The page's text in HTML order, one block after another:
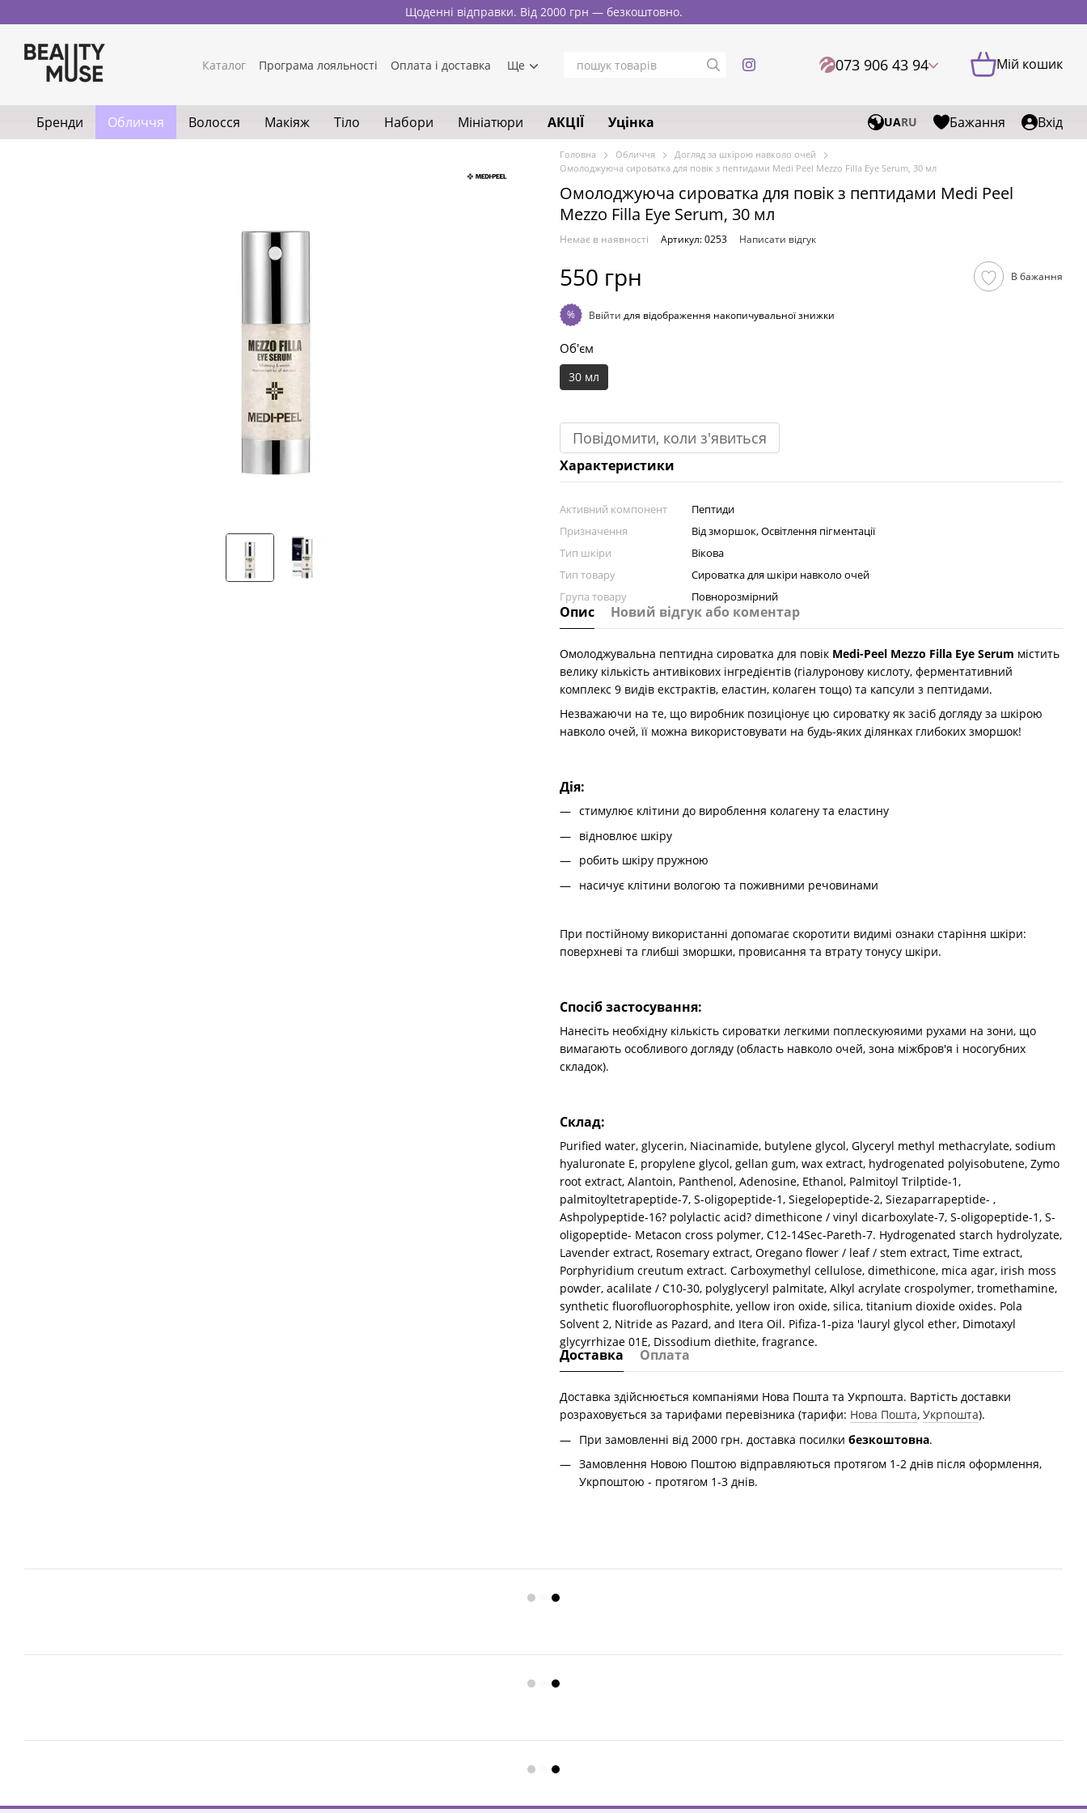
Щоденні відправки. Від 2000 грн — безкоштовно.
Каталог Програма лояльності Оплата і доставка Ще 073 906 43 94 Мій кошик
Бренди Обличчя Волосся Макіяж Тіло Набори Мініатюри АКЦІЇ Уцінка UARU Бажання Вхід
Головна Обличчя
Догляд за шкірою навколо очей
Омолоджуюча сироватка для повік з пептидами Medi Peel Mezzo Filla Eye Serum, 30 мл
Омолоджуюча сироватка для повік з пептидами Medi Peel
Mezzo Filla Eye Serum, 30 мл
Немає в наявності Артикул: 0253 Написати відгук
550 грн В бажання
% Ввійти для відображення накопичувальної знижки
Об'єм
30 мл
Повідомити, коли з'явиться
Характеристики
Активний компонент
Пептиди
Призначення
Від зморшок, Освітлення пігментації
Тип шкіри
Вікова
Тип товару
Сироватка для шкіри навколо очей
Група товару
Повнорозмірний
Опис Новий відгук або коментар
Омолоджувальна пептидна сироватка для повік Medi-Peel Mezzo Filla Eye Serum містить
велику кількість антивікових інгредієнтів (гіалуронову кислоту, ферментативний
комплекс 9 видів екстрактів, еластин, колаген тощо) та капсули з пептидами.
Незважаючи на те, що виробник позиціонує цю сироватку як засіб догляду за шкірою
навколо очей, її можна використовувати на будь-яких ділянках глибоких зморшок!
Дія:
стимулює клітини до вироблення колагену та еластину
відновлює шкіру
робить шкіру пружною
насичує клітини вологою та поживними речовинами
При постійному використанні допомагає скоротити видимі ознаки старіння шкіри:
поверхневі та глибші зморшки, провисання та втрату тонусу шкіри.
Спосіб застосування:
Нанесіть необхідну кількість сироватки легкими поплескуюяими рухами на зони, що
вимагають особливого догляду (область навколо очей, зона міжбров'я і носогубних
складок).
Склад:
Purified water, glycerin, Niacinamide, butylene glycol, Glyceryl methyl methacrylate, sodium
hyaluronate E, propylene glycol, gellan gum, wax extract, hydrogenated polyisobutene, Zymo
root extract, Alantoin, Panthenol, Adenosine, Ethanol, Palmitoyl Trilptide-1,
palmitoyltetrapeptide-7, S-oligopeptide-1, Siegelopeptide-2, Siezaparrapeptide- ,
Ashpolypeptide-16? polylactic acid? dimethicone / vinyl dicarboxylate-7, S-oligopeptide-1, S-
oligopeptide- Metacon cross polymer, C12-14Sec-Pareth-7. Hydrogenated starch hydrolyzate,
Lavender extract, Rosemary extract, Oregano flower / leaf / stem extract, Time extract,
Porphyridium creutum extract. Carboxymethyl cellulose, dimethicone, mica agar, irish moss
powder, acalilate / C10-30, polyglyceryl palmitate, Alkyl acrylate crospolymer, tromethamine,
synthetic fluorofluorophosphite, yellow iron oxide, silica, titanium dioxide oxides. Pola
Solvent 2, Nitride as Pazard, and Itera Oil. Pifiza-1-piza 'lauryl glycol ether, Dimotaxyl
glycyrrhizae 01E, Dissodium diethite, fragrance.
Доставка Оплата
Доставка здійснюється компаніями Нова Пошта та Укрпошта. Вартість доставки
розраховується за тарифами перевізника (тарифи: Нова Пошта, Укрпошта).
При замовленні від 2000 грн. доставка посилки безкоштовна.
Замовлення Новою Поштою відправляються протягом 1-2 днів після оформлення,
Укрпоштою - протягом 1-3 днів.